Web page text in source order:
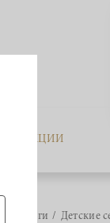
АКЦИИ
Серьги Детские